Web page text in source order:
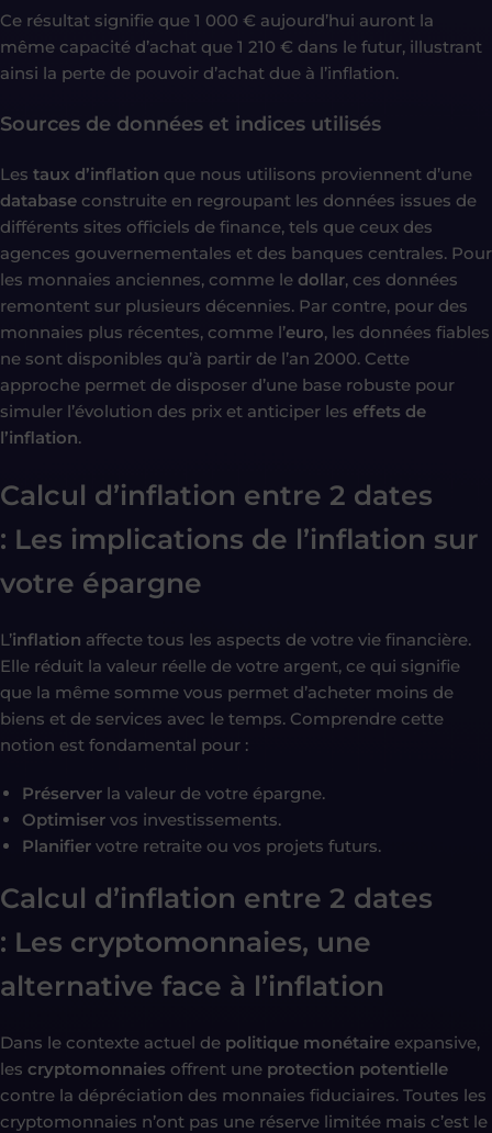
Ce résultat signifie que 1 000 € aujourd’hui auront la
même capacité d’achat que 1 210 € dans le futur, illustrant
ainsi la perte de pouvoir d’achat due à l’inflation.
Sources de données et indices utilisés
Les taux d’inflation que nous utilisons proviennent d’une
database construite en regroupant les données issues de
différents sites officiels de finance, tels que ceux des
agences gouvernementales et des banques centrales. Pour
les monnaies anciennes, comme le dollar, ces données
remontent sur plusieurs décennies. Par contre, pour des
monnaies plus récentes, comme l’euro, les données fiables
ne sont disponibles qu’à partir de l’an 2000. Cette
approche permet de disposer d’une base robuste pour
simuler l’évolution des prix et anticiper les effets de
l’inflation.
Calcul d’inflation entre 2 dates
: Les implications de l’inflation sur
votre épargne
L’inflation affecte tous les aspects de votre vie financière.
Elle réduit la valeur réelle de votre argent, ce qui signifie
que la même somme vous permet d’acheter moins de
biens et de services avec le temps. Comprendre cette
notion est fondamental pour :
Préserver la valeur de votre épargne.
Optimiser vos investissements.
Planifier votre retraite ou vos projets futurs.
Calcul d’inflation entre 2 dates
: Les cryptomonnaies, une
alternative face à l’inflation
Dans le contexte actuel de politique monétaire expansive,
les cryptomonnaies offrent une protection potentielle
contre la dépréciation des monnaies fiduciaires. Toutes les
cryptomonnaies n’ont pas une réserve limitée mais c’est le